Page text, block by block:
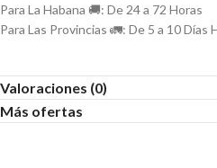
Para La Habana 🚚: De 24 a 72 Horas
Para Las Provincias 🚛: De 5 a 10 Días
Valoraciones (0)
Más ofertas